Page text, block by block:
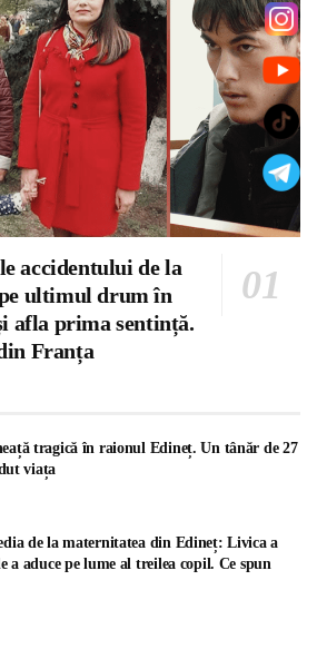
accidentului de la
ultimul drum în
afla prima sentință.
Franța
tragică în raionul Edineț. Un tânăr de 27
viața
de la maternitatea din Edineț: Livica a
a aduce pe lume al treilea copil. Ce spun